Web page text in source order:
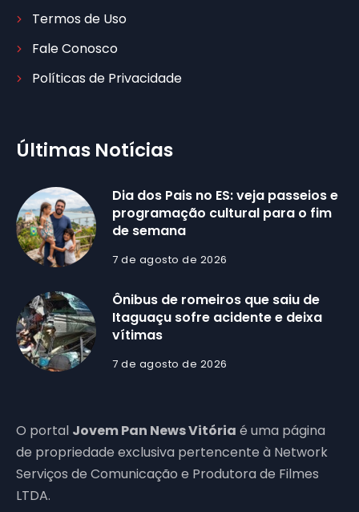
Termos de Uso
Fale Conosco
Políticas de Privacidade
Últimas Notícias
Dia dos Pais no ES: veja passeios e
programação cultural para o fim
de semana
7 de agosto de 2026
Ônibus de romeiros que saiu de
Itaguaçu sofre acidente e deixa
vítimas
7 de agosto de 2026
O portal Jovem Pan News Vitória é uma página
de propriedade exclusiva pertencente à Network
Serviços de Comunicação e Produtora de Filmes
LTDA.